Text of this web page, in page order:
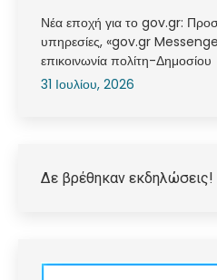
Νέα εποχή για το gov.gr:
υπηρεσίες, «gov.gr
επικοινωνία πολίτη-Δημοσίου
31 Ιουλίου, 2026
Δε βρέθηκαν εκδηλώσεις!